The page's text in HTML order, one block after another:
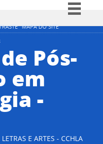
MAPA DO SITE
Simplifique!
Participe
Legislação
Canais
Pós-
em
-
E ARTES - CCHLA